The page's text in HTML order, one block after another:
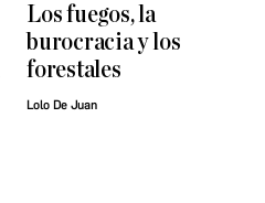
Los fuegos, la
burocracia y los
forestales
Lolo De Juan